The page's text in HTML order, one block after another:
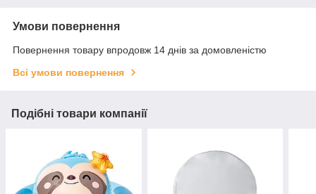
Умови повернення
Повернення товару впродовж 14 днів за домовленістю
Всі умови повернення
Подібні товари компанії